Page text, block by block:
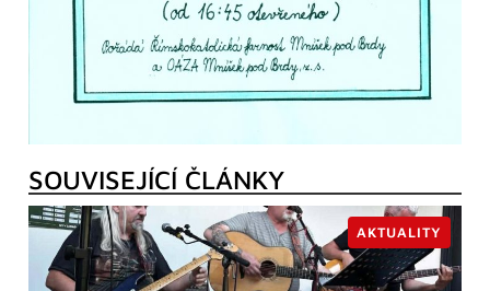
SOUVISEJÍCÍ ČLÁNKY
AKTUALITY